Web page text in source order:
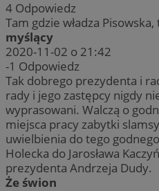
4 Odpowiedz
Tam gdzie władza
myślący
2020-11-02 o 21:42
-1 Odpowiedz
Tak dobrego prezydenta i
rady i jego zastępcy nigdy
wyprasowani. Walczą o
miejsca pracy zabytki
uwielbienia do tego
Holecka do Jarosława
prezydenta Andrzeja Dudy.
Że świon